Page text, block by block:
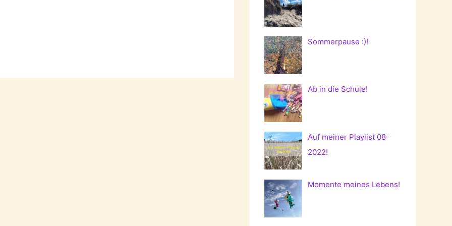
Sommerpause :)!
Ab in die Schule!
Auf meiner Playlist 08-
2022!
Momente meines Lebens!